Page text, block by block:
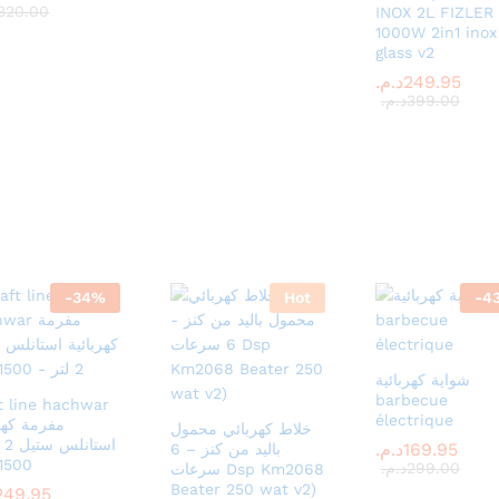
INOX 2L FIZLER
1000W 2in1
glass v2
249.95د.م.
399.00د.م.
249.95د.م.
399.00د.م.
-34%
line hachwar
مفرمة
1500
Hot
خلاط كهربائي محمول
باليد من كنز – 6
سرعات Dsp Km2068
Beater 250 wat v2)
-
شواية كهربائية
barbecue
électrique
169.95د.م.
299.00د.م.
169.95د.م.
299.00د.م.